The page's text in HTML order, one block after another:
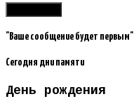
"Ваше сообщение будет первым"
Сегодня дни памяти
День рождения